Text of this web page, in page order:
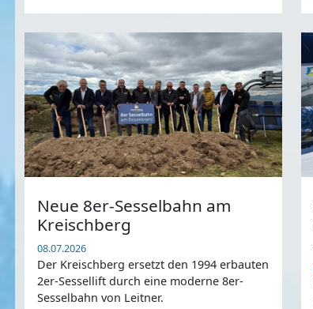
Neue 8er-Sesselbahn am
Kreischberg
08.07.2026
Der Kreischberg ersetzt den 1994 erbauten
2er-Sessellift durch eine moderne 8er-
Sesselbahn von Leitner.